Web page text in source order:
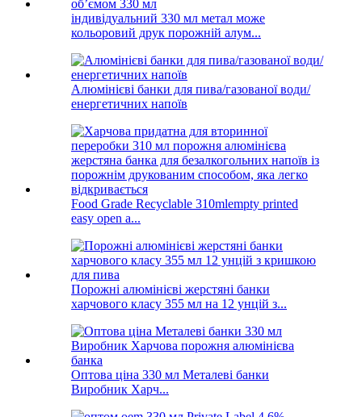
індивідуальний 330 мл метал може
кольоровий друк порожній алум...
Алюмінієві банки для пива/газованої води/
енергетичних напоїв
Food Grade Recyclable 310mlempty printed
easy open a...
Порожні алюмінієві жерстяні банки
харчового класу 355 мл на 12 унцій з...
Оптова ціна 330 мл Металеві банки
Виробник Харч...